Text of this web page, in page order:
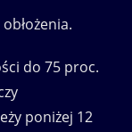
do 75 proc.
poniżej 12